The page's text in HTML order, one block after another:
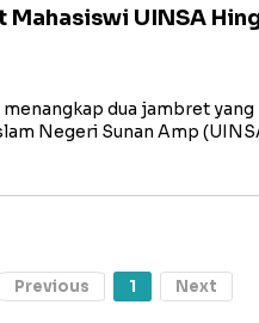
UINSA
dua jambret yang
Negeri Sunan Amp
Previous 1 Next